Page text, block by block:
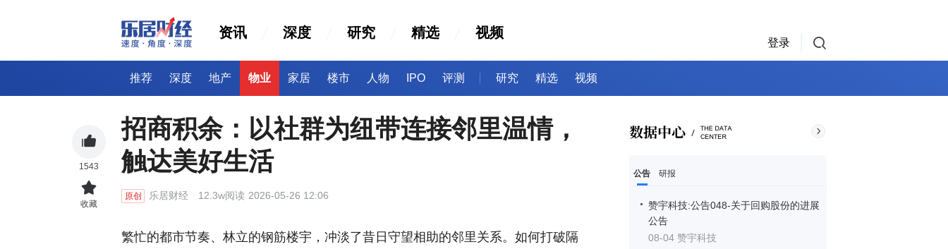
资讯 深度 研究 精选 视频
登录
推荐 深度 地产 物业 家居 楼市 人物 IPO 评测 研究 精选 视频
公告 研报
赞宇科技:公告048-关于回购股份的进展
公告
08-04 赞宇科技
招商积余：以社群为纽带连接邻里温情，
触达美好生活
原创 乐居财经 12.3w阅读 2026-05-26 12:06
繁忙的都市节奏、林立的钢筋楼宇，冲淡了昔日守望相助的邻里关系。如何打破隔
1543
收藏